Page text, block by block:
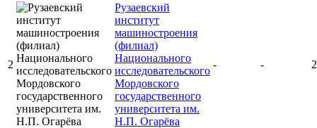
2
Рузаевский
институт
машиностроения
(филиал)
Национального
исследовательского
Мордовского
государственного
университета им.
Н.П. Огарёва
- -